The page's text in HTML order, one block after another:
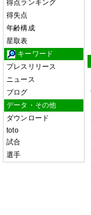
得点ランキング
得失点
年齢構成
星取表
キーワード
プレスリリース
ニュース
ブログ
データ・その他
ダウンロード
toto
試合
選手